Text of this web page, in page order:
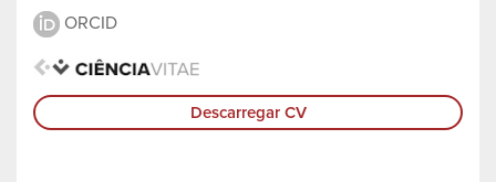
ORCID
Descarregar CV